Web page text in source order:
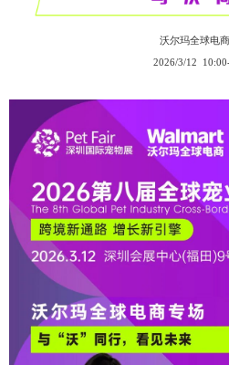
沃尔玛全球电
2026/3/12